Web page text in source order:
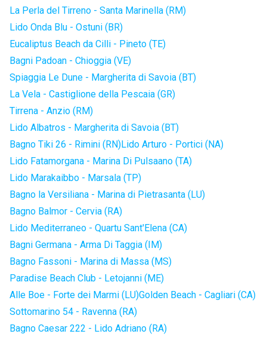
La Perla del Tirreno - Santa Marinella (RM)
Lido Onda Blu - Ostuni (BR)
Eucaliptus Beach da Cilli - Pineto (TE)
Bagni Padoan - Chioggia (VE)
Spiaggia Le Dune - Margherita di Savoia (BT)
La Vela - Castiglione della Pescaia (GR)
Tirrena - Anzio (RM)
Lido Albatros - Margherita di Savoia (BT)
Bagno Tiki 26 - Rimini (RN)Lido Arturo - Portici (NA)
Lido Fatamorgana - Marina Di Pulsaano (TA)
Lido Marakaibbo - Marsala (TP)
Bagno la Versiliana - Marina di Pietrasanta (LU)
Bagno Balmor - Cervia (RA)
Lido Mediterraneo - Quartu Sant'Elena (CA)
Bagni Germana - Arma Di Taggia (IM)
Bagno Fassoni - Marina di Massa (MS)
Paradise Beach Club - Letojanni (ME)
Alle Boe - Forte dei Marmi (LU)Golden Beach - Cagliari (CA)
Sottomarino 54 - Ravenna (RA)
Bagno Caesar 222 - Lido Adriano (RA)